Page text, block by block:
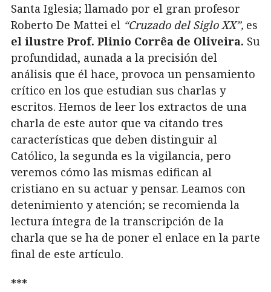
Santa Iglesia; llamado por el gran profesor
Roberto De Mattei el “Cruzado del Siglo XX”, es
el ilustre Prof. Plinio Corrêa de Oliveira. Su
profundidad, aunada a la precisión del
análisis que él hace, provoca un pensamiento
crítico en los que estudian sus charlas y
escritos. Hemos de leer los extractos de una
charla de este autor que va citando tres
características que deben distinguir al
Católico, la segunda es la vigilancia, pero
veremos cómo las mismas edifican al
cristiano en su actuar y pensar. Leamos con
detenimiento y atención; se recomienda la
lectura íntegra de la transcripción de la
charla que se ha de poner el enlace en la parte
final de este artículo.
***